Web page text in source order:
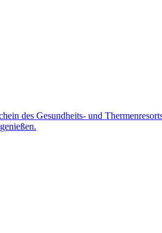
des Gesundheits- und